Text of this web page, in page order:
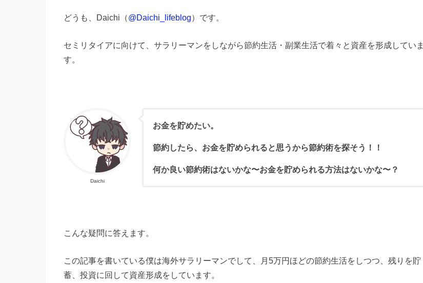
どうも、Daichi（@Daichi_lifeblog）です。
セミリタイアに向けて、サラリーマンをしながら節約生活・副業生活で着々と資産を形成していま
す。
Daichi
お金を貯めたい。
節約したら、お金を貯められると思うから節約術を探そう！！
何か良い節約術はないかな〜お金を貯められる方法はないかな〜？
こんな疑問に答えます。
この記事を書いている僕は海外サラリーマンでして、月5万円ほどの節約生活をしつつ、残りを貯
蓄、投資に回して資産形成をしています。